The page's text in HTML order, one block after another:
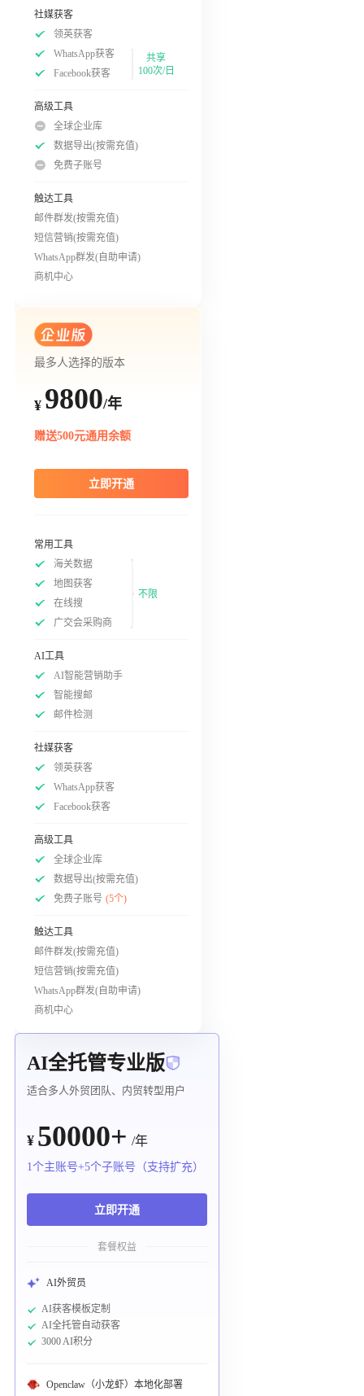
社媒获客
领英获客
WhatsApp获客
Facebook获客
共享
100次/日
高级工具
全球企业库
数据导出(按需充值)
免费子账号
触达工具
邮件群发(按需充值)
短信营销(按需充值)
WhatsApp群发(自助申请)
商机中心
最多人选择的版本
¥ 9800/年
赠送500元通用余额
立即开通
常用工具
海关数据
地图获客
在线搜
广交会采购商
不限
AI工具
AI智能营销助手
智能搜邮
邮件检测
社媒获客
领英获客
WhatsApp获客
Facebook获客
高级工具
全球企业库
数据导出(按需充值)
免费子账号 (5个)
触达工具
邮件群发(按需充值)
短信营销(按需充值)
WhatsApp群发(自助申请)
商机中心
AI全托管专业版
适合多人外贸团队、内贸转型用户
¥ 50000+ /年
1个主账号+5个子账号（支持扩充）
立即开通
套餐权益
AI外贸员
AI获客模板定制
AI全托管自动获客
3000 AI积分
Openclaw（小龙虾）本地化部署